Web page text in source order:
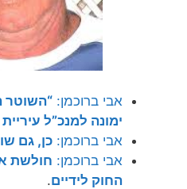
אבי ברוכמן: “השוטר
ימונה למנכ”ל
אבי ברוכמן: כן, גם
אבי ברוכמן: חולשת
החוק לידיים.